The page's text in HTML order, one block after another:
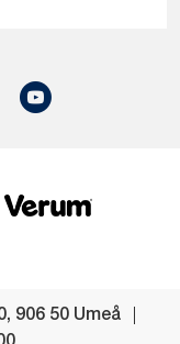
Youtube
, 906 50 Umeå